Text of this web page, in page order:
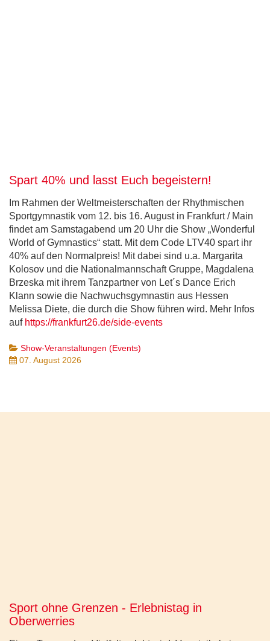
Spart 40% und lasst Euch begeistern!
Im Rahmen der Weltmeisterschaften der Rhythmischen
Sportgymnastik vom 12. bis 16. August in Frankfurt / Main
findet am Samstagabend um 20 Uhr die Show „Wonderful
World of Gymnastics“ statt. Mit dem Code LTV40 spart ihr
40% auf den Normalpreis! Mit dabei sind u.a. Margarita
Kolosov und die Nationalmannschaft Gruppe, Magdalena
Brzeska mit ihrem Tanzpartner von Let´s Dance Erich
Klann sowie die Nachwuchsgymnastin aus Hessen
Melissa Diete, die durch die Show führen wird. Mehr Infos
auf https://frankfurt26.de/side-events
Show-Veranstaltungen (Events)
07. August 2026
Sport ohne Grenzen - Erlebnistag in
Oberwerries